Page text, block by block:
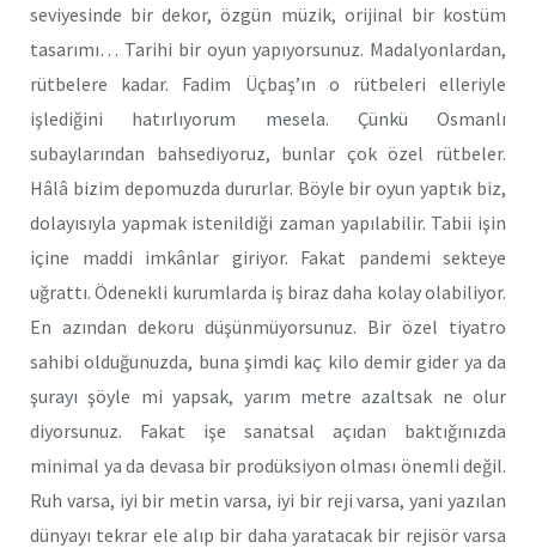
seviyesinde bir dekor, özgün müzik, orijinal bir kostüm
tasarımı… Tarihi bir oyun yapıyorsunuz. Madalyonlardan,
rütbelere kadar. Fadim Üçbaş’ın o rütbeleri elleriyle
işlediğini hatırlıyorum mesela. Çünkü Osmanlı
subaylarından bahsediyoruz, bunlar çok özel rütbeler.
Hâlâ bizim depomuzda dururlar. Böyle bir oyun yaptık biz,
dolayısıyla yapmak istenildiği zaman yapılabilir. Tabii işin
içine maddi imkânlar giriyor. Fakat pandemi sekteye
uğrattı. Ödenekli kurumlarda iş biraz daha kolay olabiliyor.
En azından dekoru düşünmüyorsunuz. Bir özel tiyatro
sahibi olduğunuzda, buna şimdi kaç kilo demir gider ya da
şurayı şöyle mi yapsak, yarım metre azaltsak ne olur
diyorsunuz. Fakat işe sanatsal açıdan baktığınızda
minimal ya da devasa bir prodüksiyon olması önemli değil.
Ruh varsa, iyi bir metin varsa, iyi bir reji varsa, yani yazılan
dünyayı tekrar ele alıp bir daha yaratacak bir rejisör varsa